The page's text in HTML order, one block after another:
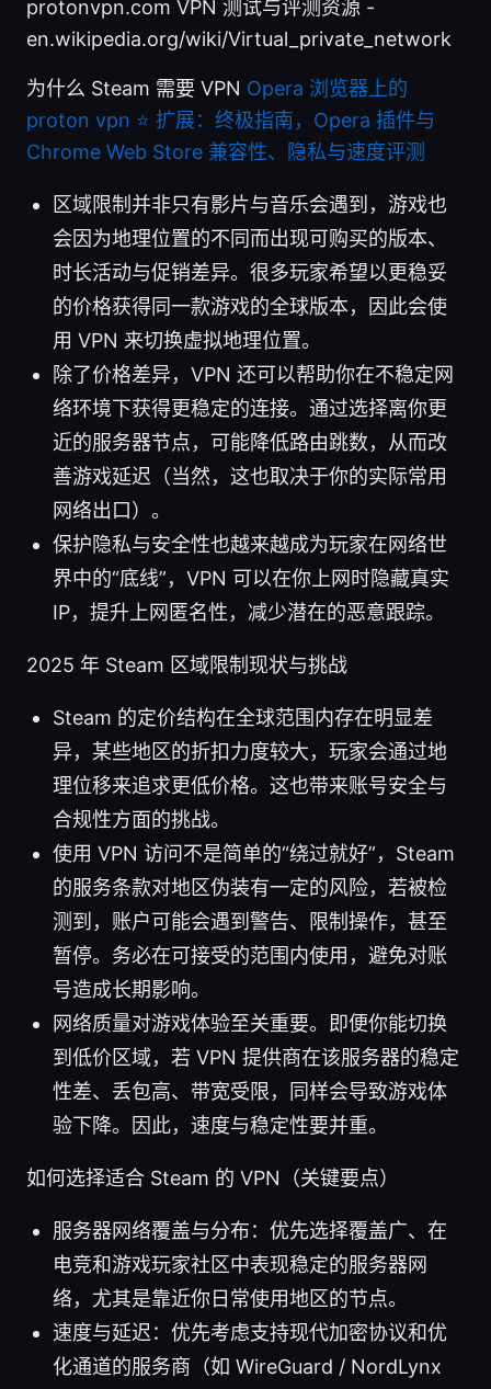
protonvpn.com VPN 测试与评测资源 -
en.wikipedia.org/wiki/Virtual_private_network
为什么 Steam 需要 VPN Opera 浏览器上的
proton vpn ⭐ 扩展：终极指南，Opera 插件与
Chrome Web Store 兼容性、隐私与速度评测
区域限制并非只有影片与音乐会遇到，游戏也
会因为地理位置的不同而出现可购买的版本、
时长活动与促销差异。很多玩家希望以更稳妥
的价格获得同一款游戏的全球版本，因此会使
用 VPN 来切换虚拟地理位置。
除了价格差异，VPN 还可以帮助你在不稳定网
络环境下获得更稳定的连接。通过选择离你更
近的服务器节点，可能降低路由跳数，从而改
善游戏延迟（当然，这也取决于你的实际常用
网络出口）。
保护隐私与安全性也越来越成为玩家在网络世
界中的“底线”，VPN 可以在你上网时隐藏真实
IP，提升上网匿名性，减少潜在的恶意跟踪。
2025 年 Steam 区域限制现状与挑战
Steam 的定价结构在全球范围内存在明显差
异，某些地区的折扣力度较大，玩家会通过地
理位移来追求更低价格。这也带来账号安全与
合规性方面的挑战。
使用 VPN 访问不是简单的“绕过就好”，Steam
的服务条款对地区伪装有一定的风险，若被检
测到，账户可能会遇到警告、限制操作，甚至
暂停。务必在可接受的范围内使用，避免对账
号造成长期影响。
网络质量对游戏体验至关重要。即便你能切换
到低价区域，若 VPN 提供商在该服务器的稳定
性差、丢包高、带宽受限，同样会导致游戏体
验下降。因此，速度与稳定性要并重。
如何选择适合 Steam 的 VPN（关键要点）
服务器网络覆盖与分布：优先选择覆盖广、在
电竞和游戏玩家社区中表现稳定的服务器网
络，尤其是靠近你日常使用地区的节点。
速度与延迟：优先考虑支持现代加密协议和优
化通道的服务商（如 WireGuard / NordLynx